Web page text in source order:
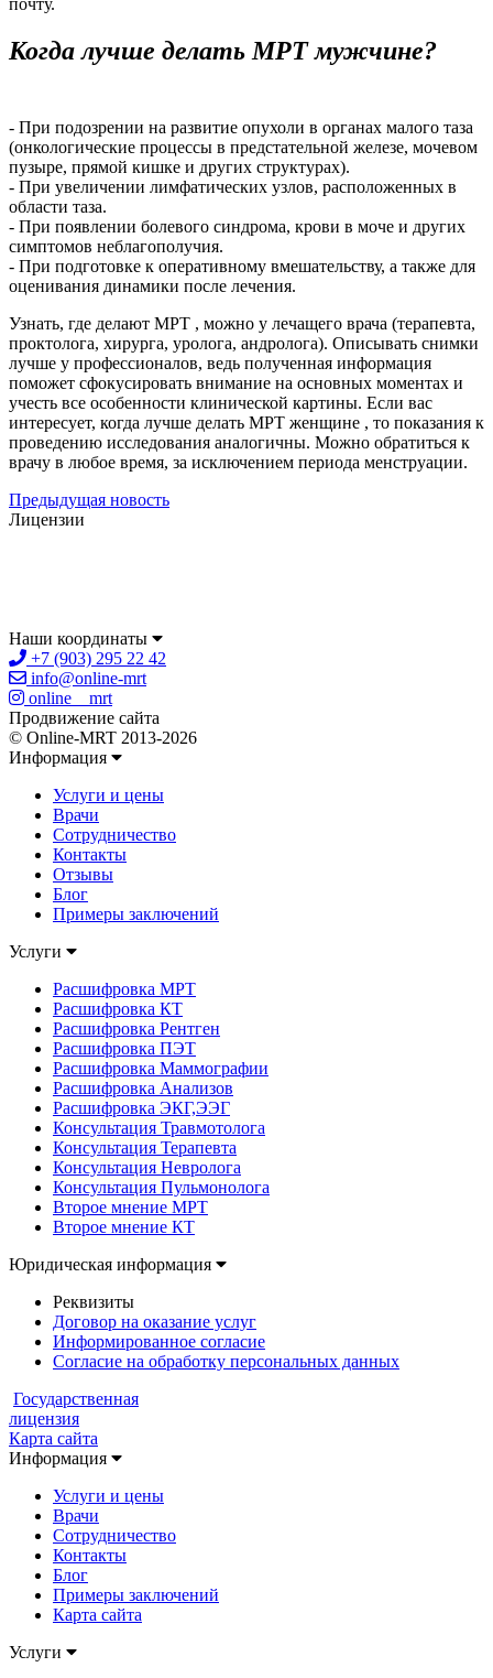
Когда лучше делать МРТ мужчине?
- При подозрении на развитие опухоли в органах малого таза
(онкологические процессы в предстательной железе, мочевом
пузыре, прямой кишке и других структурах).
- При увеличении лимфатических узлов, расположенных в
области таза.
- При появлении болевого синдрома, крови в моче и других
симптомов неблагополучия.
- При подготовке к оперативному вмешательству, а также для
оценивания динамики после лечения.
Узнать, где делают МРТ , можно у лечащего врача (терапевта,
проктолога, хирурга, уролога, андролога). Описывать снимки
лучше у профессионалов, ведь полученная информация
поможет сфокусировать внимание на основных моментах и
учесть все особенности клинической картины. Если вас
интересует, когда лучше делать МРТ женщине , то показания к
проведению исследования аналогичны. Можно обратиться к
врачу в любое время, за исключением периода менструации.
Предыдущая новость
Лицензии
Наши координаты
+7 (903) 295 22 42
info@online-mrt
online__mrt
Продвижение сайта
© Online-MRT 2013-2026
Информация
Услуги и цены
Врачи
Сотрудничество
Контакты
Отзывы
Блог
Примеры заключений
Услуги
Расшифровка МРТ
Расшифровка КТ
Расшифровка Рентген
Расшифровка ПЭТ
Расшифровка Маммографии
Расшифровка Анализов
Расшифровка ЭКГ,ЭЭГ
Консультация Травмотолога
Консультация Терапевта
Консультация Невролога
Консультация Пульмонолога
Второе мнение МРТ
Второе мнение КТ
Юридическая информация
Реквизиты
Договор на оказание услуг
Информированное согласие
Согласие на обработку персональных данных
Государственная
лицензия
Карта сайта
Информация
Услуги и цены
Врачи
Сотрудничество
Контакты
Блог
Примеры заключений
Карта сайта
Услуги